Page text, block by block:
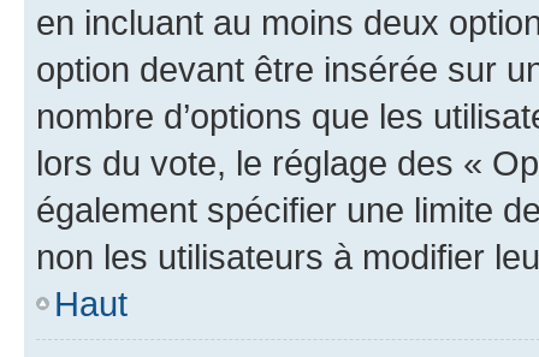
en incluant au moins deux
option devant être insérée sur
nombre d’options que les
lors du vote, le réglage des «
également spécifier une limite
non les utilisateurs à modifier
Haut